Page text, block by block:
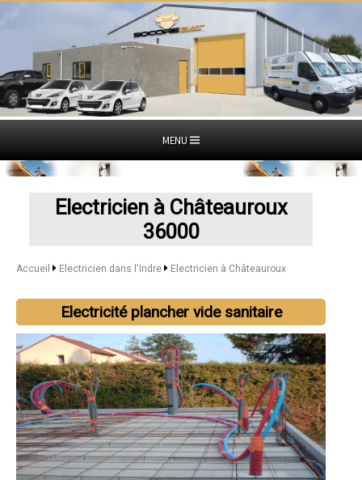
MENU
Electricien à Châteauroux
36000
Accueil Electricien dans l'Indre Electricien à Châteauroux
Electricité plancher vide sanitaire